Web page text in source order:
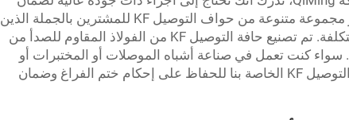
سير الإنتاج بسلاسة. ولهذا السبب قمنا بتطوير مجموعة متنوعة من حواف التوصيل KF للمشترين بالجملة الذين
يحتاجون إلى حلول موثوقة وفعالة من حيث التكلفة. تم تصنيع حافة التوصيل KF من الفولاذ المقاوم للصدأ من
للتآكل. سواء كنت تعمل في صناعة أشباه الموصلات أو المختبرات أو
حتى في المرآب، يمكنك الاعتماد على حواف التوصيل KF الخاصة بنا للحفاظ على إحكام ختم الفراغ وضمان